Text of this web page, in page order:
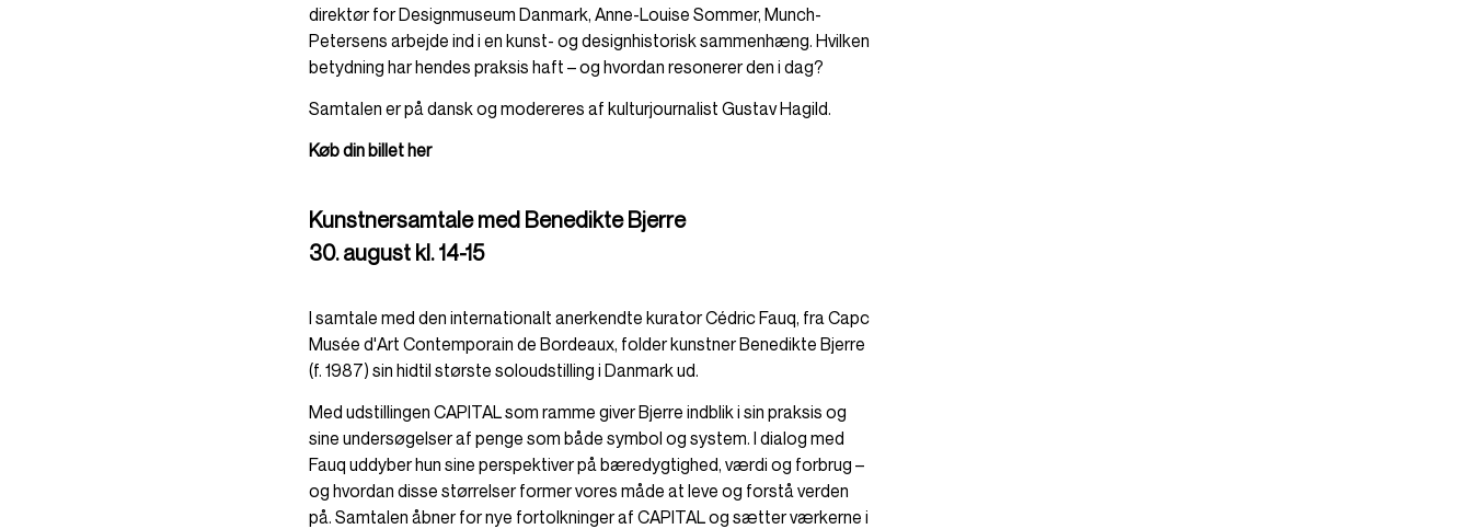
direktør for Designmuseum Danmark, Anne-Louise Sommer, Munch-
Petersens arbejde ind i en kunst- og designhistorisk sammenhæng. Hvilken
betydning har hendes praksis haft – og hvordan resonerer den i dag?
Samtalen er på dansk og modereres af kulturjournalist Gustav Hagild.
Køb din billet her
Kunstnersamtale med Benedikte Bjerre
30. august kl. 14-15
I samtale med den internationalt anerkendte kurator Cédric Fauq, fra Capc
Musée d'Art Contemporain de Bordeaux, folder kunstner Benedikte Bjerre
(f. 1987) sin hidtil største soloudstilling i Danmark ud.
Med udstillingen CAPITAL som ramme giver Bjerre indblik i sin praksis og
sine undersøgelser af penge som både symbol og system. I dialog med
Fauq uddyber hun sine perspektiver på bæredygtighed, værdi og forbrug –
og hvordan disse størrelser former vores måde at leve og forstå verden
på. Samtalen åbner for nye fortolkninger af CAPITAL og sætter værkerne i